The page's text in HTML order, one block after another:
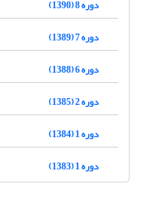
دوره 8 (1390)
دوره 7 (1389)
دوره 6 (1388)
دوره 2 (1385)
دوره 1 (1384)
دوره 1 (1383)